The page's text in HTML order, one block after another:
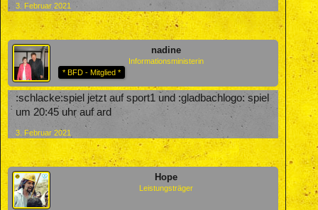
3. Februar 2021
nadine
Informationsministerin
* BFD - Mitglied *
:schlacke:spiel jetzt auf sport1 und :gladbachlogo: spiel
um 20:45 uhr auf ard
3. Februar 2021
Hope
Leistungsträger